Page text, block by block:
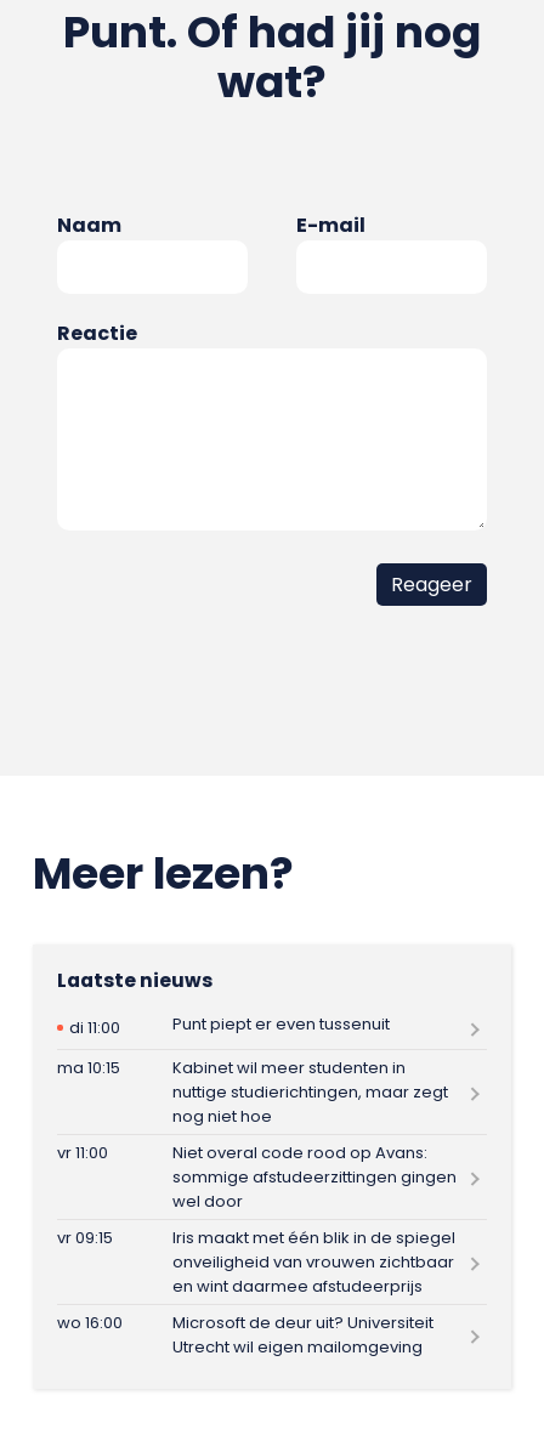
Punt. Of had jij nog
wat?
Naam E-mail
Reactie
Meer lezen?
Laatste nieuws
di 11:00
Punt piept er even tussenuit
ma 10:15
Kabinet wil meer studenten in
nuttige studierichtingen, maar zegt
nog niet hoe
vr 11:00
Niet overal code rood op Avans:
sommige afstudeerzittingen gingen
wel door
vr 09:15
Iris maakt met één blik in de spiegel
onveiligheid van vrouwen zichtbaar
en wint daarmee afstudeerprijs
wo 16:00
Microsoft de deur uit? Universiteit
Utrecht wil eigen mailomgeving